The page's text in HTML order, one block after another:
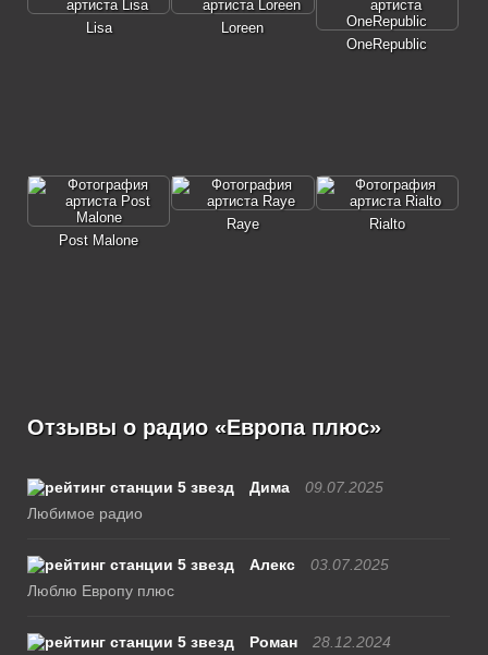
Lisa
Loreen
OneRepublic
Post Malone
Raye Rialto
Отзывы о радио «Европа плюс»
Дима
09.07.2025
Любимое радио
Алекс
03.07.2025
Люблю Европу плюс
Роман
28.12.2024